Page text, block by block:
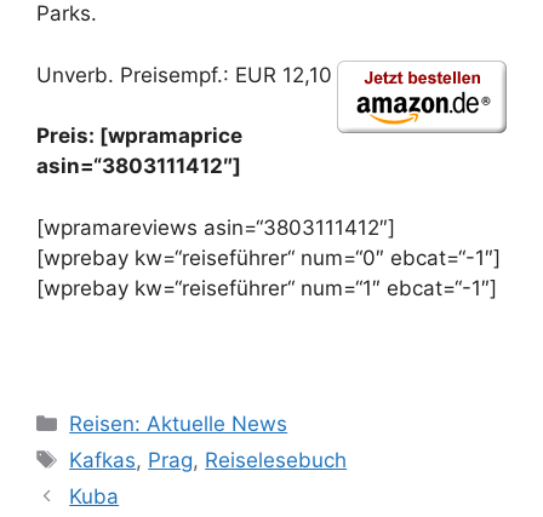
Parks.
Unverb. Preisempf.: EUR 12,10
Preis: [wpramaprice
asin=“3803111412″]
[wpramareviews asin=“3803111412″]
[wprebay kw=“reiseführer“ num=“0″ ebcat=“-1″]
[wprebay kw=“reiseführer“ num=“1″ ebcat=“-1″]
Kategorien
Reisen: Aktuelle News
Schlagwörter
Kafkas, Prag, Reiselesebuch
Kuba